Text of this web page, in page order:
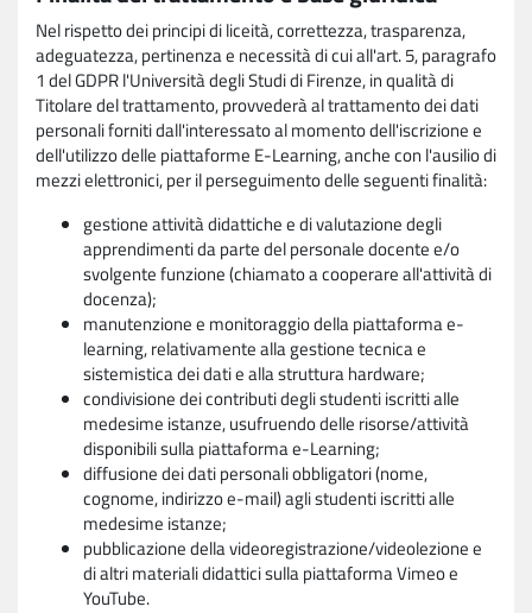
Nel rispetto dei principi di liceità, correttezza, trasparenza,
adeguatezza, pertinenza e necessità di cui all'art. 5, paragrafo
1 del GDPR l'Università degli Studi di Firenze, in qualità di
Titolare del trattamento, provvederà al trattamento dei dati
personali forniti dall'interessato al momento dell'iscrizione e
dell'utilizzo delle piattaforme E-Learning, anche con l'ausilio di
mezzi elettronici, per il perseguimento delle seguenti finalità:
gestione attività didattiche e di valutazione degli
apprendimenti da parte del personale docente e/o
svolgente funzione (chiamato a cooperare all'attività di
docenza);
manutenzione e monitoraggio della piattaforma e-
learning, relativamente alla gestione tecnica e
sistemistica dei dati e alla struttura hardware;
condivisione dei contributi degli studenti iscritti alle
medesime istanze, usufruendo delle risorse/attività
disponibili sulla piattaforma e-Learning;
diffusione dei dati personali obbligatori (nome,
cognome, indirizzo e-mail) agli studenti iscritti alle
medesime istanze;
pubblicazione della videoregistrazione/videolezione e
di altri materiali didattici sulla piattaforma Vimeo e
YouTube.